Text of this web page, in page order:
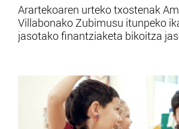
Arartekoaren urteko txostenak
Villabonako Zubimusu itunpeko
jasotako finantziaketa bikoitza